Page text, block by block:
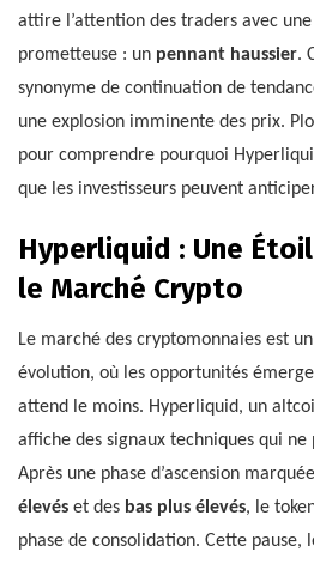
attire l’attention des traders avec
prometteuse : un pennant haussier.
synonyme de continuation de
une explosion imminente des prix.
pour comprendre pourquoi
que les investisseurs peuvent
Hyperliquid : Une
le Marché Crypto
Le marché des cryptomonnaies est
évolution, où les opportunités
attend le moins. Hyperliquid, un
affiche des signaux techniques qui ne
Après une phase d’ascension
élevés et des bas plus élevés, le
phase de consolidation. Cette pause,